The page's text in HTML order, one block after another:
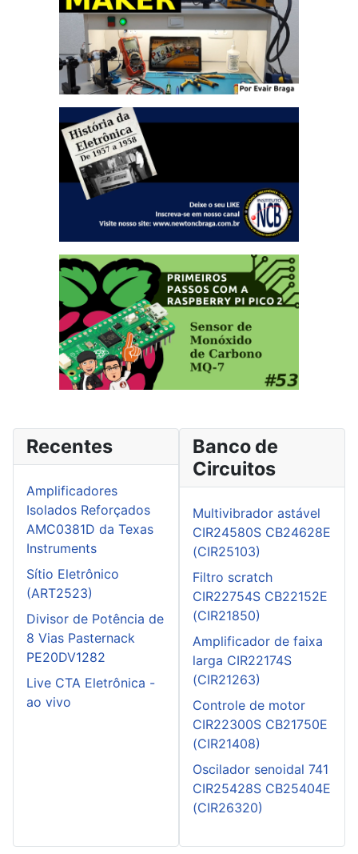
Recentes
Amplificadores
Isolados Reforçados
AMC0381D da Texas
Instruments
Sítio Eletrônico
(ART2523)
Divisor de Potência de
8 Vias Pasternack
PE20DV1282
Live CTA Eletrônica -
ao vivo
Banco de
Circuitos
Multivibrador astável
CIR24580S CB24628E
(CIR25103)
Filtro scratch
CIR22754S CB22152E
(CIR21850)
Amplificador de faixa
larga CIR22174S
(CIR21263)
Controle de motor
CIR22300S CB21750E
(CIR21408)
Oscilador senoidal 741
CIR25428S CB25404E
(CIR26320)